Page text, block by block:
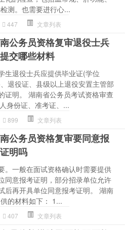
测。也需要进行心...
447 文章列表
公务员资格复审退役士兵
交哪些材料
生退役士兵应提供毕业证(学位
退役证、县级以上退役安置主管部
证明。 湖南省公务员考试资格审查
身份证、准考证、...
899 文章列表
公务员资格复审要同意报
明吗
。一般在面试资格确认时需要提供
同意报考证明，部分招录单位允许
后再开具单位同意报考证明。 湖南
的材料如下： 1...
407 文章列表